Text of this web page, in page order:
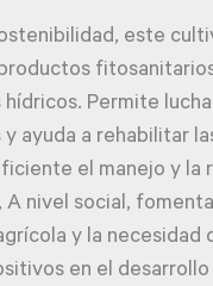
este
hídricos. Permite
ayuda a rehabilitar
el manejo y
A nivel social,
y la necesidad
en el